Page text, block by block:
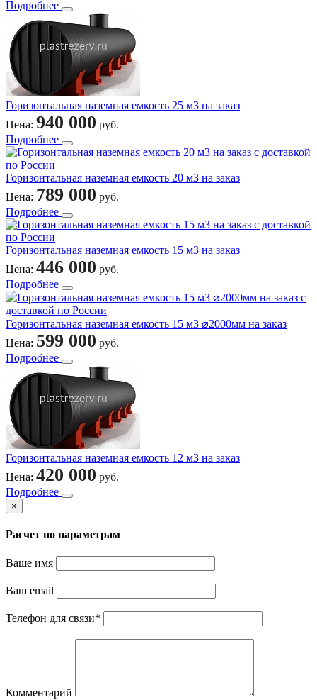
Подробнее
Горизонтальная наземная емкость 25 м3 на заказ
Цена: 940 000 руб.
Подробнее
Горизонтальная наземная емкость 20 м3 на заказ
Цена: 789 000 руб.
Подробнее
Горизонтальная наземная емкость 15 м3 на заказ
Цена: 446 000 руб.
Подробнее
Горизонтальная наземная емкость 15 м3 ⌀2000мм на заказ
Цена: 599 000 руб.
Подробнее
Горизонтальная наземная емкость 12 м3 на заказ
Цена: 420 000 руб.
Подробнее
×
Расчет по параметрам
Ваше имя
Ваш email
Телефон для связи*
Комментарий